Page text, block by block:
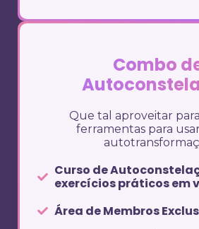
Combo
Que tal aproveitar
ferramentas para
Curso de
exercícios práticos em
Área de Membros